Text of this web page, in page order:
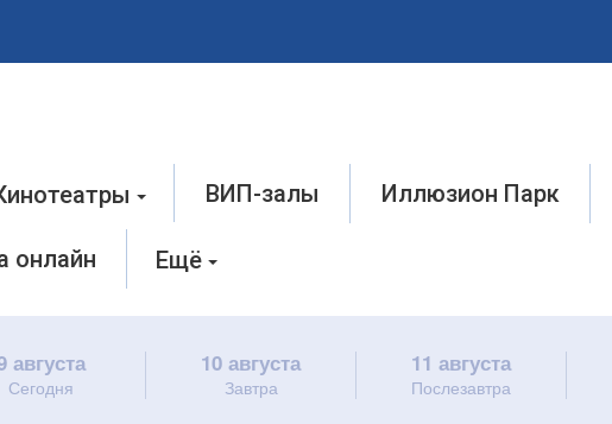
ВИП-залы Иллюзион Парк
онлайн Ещё
августа
Сегодня
10 августа
Завтра
11 августа
Послезавтра